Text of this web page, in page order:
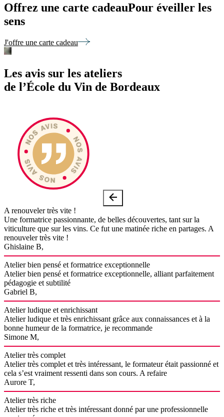
Offrez une carte cadeauPour éveiller les
sens
J'offre une carte cadeau
Les avis sur les ateliers
de l’École du Vin de Bordeaux
A renouveler très vite !
Une formatrice passionnante, de belles découvertes, tant sur la
viticulture que sur les vins. Ce fut une matinée riche en partages. A
renouveler très vite !
Ghislaine B,
Atelier bien pensé et formatrice exceptionnelle
Atelier bien pensé et formatrice exceptionnelle, alliant parfaitement
pédagogie et subtilité
Gabriel B,
Atelier ludique et enrichissant
Atelier ludique et très enrichissant grâce aux connaissances et à la
bonne humeur de la formatrice, je recommande
Simone M,
Atelier très complet
Atelier très complet et très intéressant, le formateur était passionné et
cela s’est vraiment ressenti dans son cours. A refaire
Aurore T,
Atelier très riche
Atelier très riche et très intéressant donné par une professionnelle